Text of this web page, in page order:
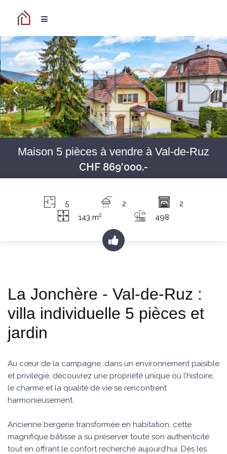
Maison 5 pièces à vendre à Val-de-Ruz
CHF 869'000.-
5 2
2
143 m2 498
La Jonchère - Val-de-Ruz :
villa individuelle 5 pièces et
jardin
Au cœur de la campagne, dans un environnement paisible
et privilégié, découvrez une propriété unique où l’histoire,
le charme et la qualité de vie se rencontrent
harmonieusement.
Ancienne bergerie transformée en habitation, cette
magnifique bâtisse a su préserver toute son authenticité
tout en offrant le confort recherché aujourd’hui. Dès les